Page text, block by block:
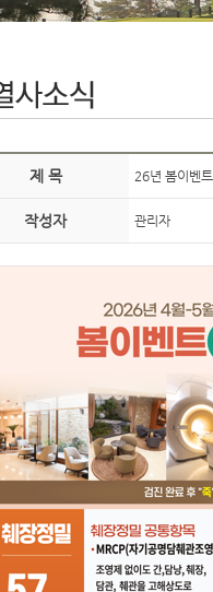
제 목 26년 봄이벤
작성자 관리자